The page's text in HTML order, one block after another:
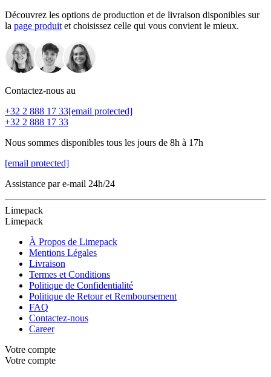
Découvrez les options de production et de livraison disponibles sur
la page produit et choisissez celle qui vous convient le mieux.
Contactez-nous au
+32 2 888 17 33[email protected]
+32 2 888 17 33
Nous sommes disponibles tous les jours de 8h à 17h
[email protected]
Assistance par e-mail 24h/24
Limepack
Limepack
À Propos de Limepack
Mentions Légales
Livraison
Termes et Conditions
Politique de Confidentialité
Politique de Retour et Remboursement
FAQ
Contactez-nous
Career
Votre compte
Votre compte